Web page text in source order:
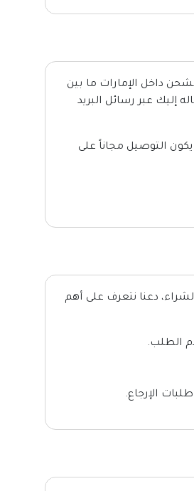
داخل الإمارات ما بين
إليك عبر رسائل البريد
توصيل جاب مقابل 19 درهم، بينما يكون التوصيل مجاناً على
دعنا نتعرف على أهم
الإرجاع.